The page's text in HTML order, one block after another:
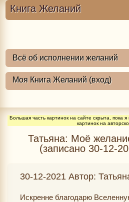
Книга Желаний
Большая часть картинок на сайте скрыта, пока
картинок на
Татьяна: Моё
(записано 30-12-
30-12-2021 Автор:
Искренне благодарю